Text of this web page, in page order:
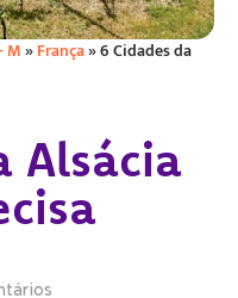
M»França»6 Cidades da
Alsácia